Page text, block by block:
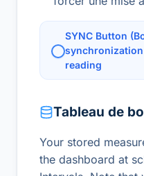
SYNC Button
reading
Tableau de
Your stored
the dashboard at